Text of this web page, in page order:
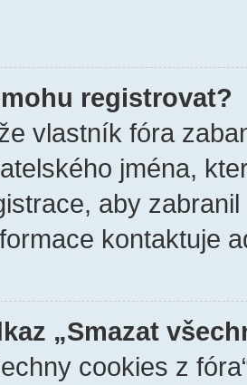
registrovat?
vlastník fóra
jména,
aby
kontaktuje
„Smazat
cookies z